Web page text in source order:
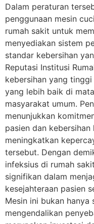
Dalam peraturan
penggunaan mesin
rumah sakit untuk
menyediakan sistem
standar kebersihan
Reputasi Institusi
kebersihan yang
yang lebih baik di
masyarakat umum.
menunjukkan
pasien dan
meningkatkan
tersebut. Dengan
infeksius di rumah
signifikan dalam
kesejahteraan pasien
Mesin ini bukan hanya
mengendalikan